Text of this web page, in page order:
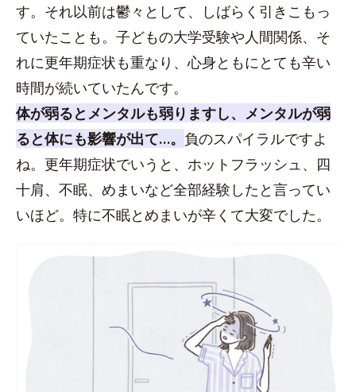
す。それ以前は鬱々として、しばらく引きこもっ
ていたことも。子どもの大学受験や人間関係、そ
れに更年期症状も重なり、心身ともにとても辛い
時間が続いていたんです。
体が弱るとメンタルも弱りますし、メンタルが弱
ると体にも影響が出て…。 負のスパイラルですよ
ね。更年期症状でいうと、ホットフラッシュ、四
十肩、不眠、めまいなど全部経験したと言ってい
いほど。特に不眠とめまいが辛くて大変でした。